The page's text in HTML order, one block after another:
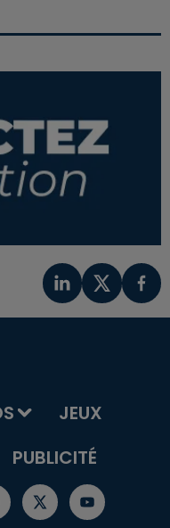
JEUX
PUBLICITÉ